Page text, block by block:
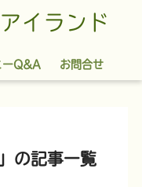
イランド
ーQ&A お問合せ
の記事一覧